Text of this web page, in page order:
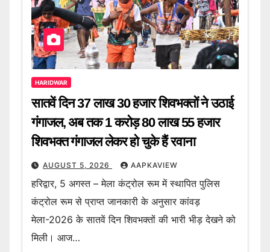
HARIDWAR
सातवें दिन 37 लाख 30 हजार शिवभक्तों ने उठाई
गंगाजल, अब तक 1 करोड़ 80 लाख 55 हजार
शिवभक्त गंगाजल लेकर हो चुके हैं रवाना
AUGUST 5, 2026 AAPKAVIEW
हरिद्वार, 5 अगस्त – मेला कंट्रोल रूम में स्थापित पुलिस
कंट्रोल रूम से प्राप्त जानकारी के अनुसार कांवड़
मेला-2026 के सातवें दिन शिवभक्तों की भारी भीड़ देखने को
मिली। आज…